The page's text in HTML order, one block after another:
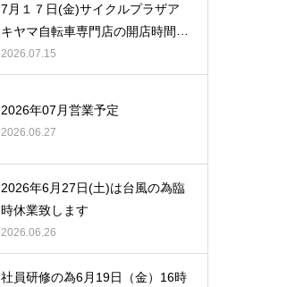
7月１７日(金)サイクルプラザア
キヤマ自転車専門店の開店時間の
お知らせ
2026.07.15
2026年07月営業予定
2026.06.27
2026年6月27日(土)は台風の為臨
時休業致します
2026.06.26
社員研修の為6月19日（金）16時